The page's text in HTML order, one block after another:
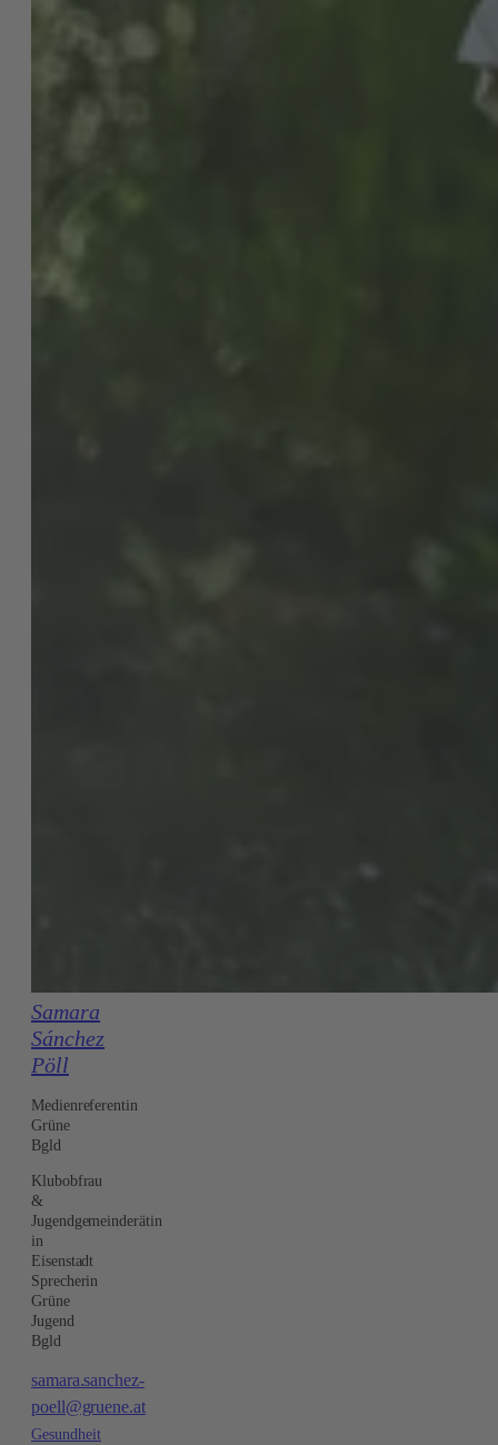
Samara
Sánchez
Pöll
Medienreferentin
Grüne
Bgld
Klubobfrau
&
Jugendgemeinderätin
in
Eisenstadt
Sprecherin
Grüne
Jugend
Bgld
samara.sanchez-
poell@gruene.at
Gesundheit